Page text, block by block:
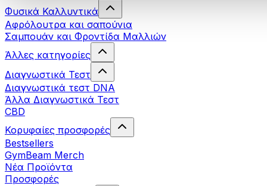
Φυσικά Καλλυντικά
Αφρόλουτρα και σαπούνια
Σαμπουάν και Φροντίδα Μαλλιών
Άλλες κατηγορίες
Διαγνωστικά Τεστ
Διαγνωστικά τεστ DNA
Άλλα Διαγνωστικά Τεστ
CBD
Κορυφαίες προσφορές
Bestsellers
GymBeam Merch
Νέα Προϊόντα
Προσφορές